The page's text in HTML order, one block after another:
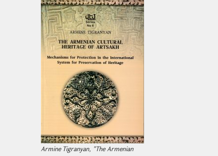
Armine Tigranyan, "The Armenian